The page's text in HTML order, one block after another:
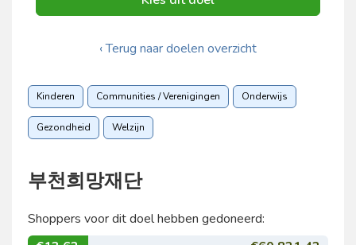
‹ Terug naar doelen overzicht
Kinderen Communities / Verenigingen Onderwijs
Gezondheid Welzijn
부천희망재단
Shoppers voor dit doel hebben gedoneerd: